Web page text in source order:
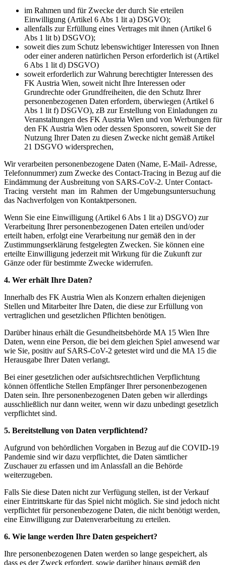
im Rahmen und für Zwecke der durch Sie erteilen
Einwilligung (Artikel 6 Abs 1 lit a) DSGVO);
allenfalls zur Erfüllung eines Vertrages mit ihnen (Artikel 6
Abs 1 lit b) DSGVO);
soweit dies zum Schutz lebenswichtiger Interessen von Ihnen
oder einer anderen natürlichen Person erforderlich ist (Artikel
6 Abs 1 lit d) DSGVO)
soweit erforderlich zur Wahrung berechtigter Interessen des
FK Austria Wien, soweit nicht Ihre Interessen oder
Grundrechte oder Grundfreiheiten, die den Schutz Ihrer
personenbezogenen Daten erfordern, überwiegen (Artikel 6
Abs 1 lit f) DSGVO), zB zur Erstellung von Einladungen zu
Veranstaltungen des FK Austria Wien und von Werbungen für
den FK Austria Wien oder dessen Sponsoren, soweit Sie der
Nutzung Ihrer Daten zu diesen Zwecke nicht gemäß Artikel
21 DSGVO widersprechen,
Wir verarbeiten personenbezogene Daten (Name, E-Mail- Adresse,
Telefonnummer) zum Zwecke des Contact-Tracing in Bezug auf die
Eindämmung der Ausbreitung von SARS-CoV-2. Unter Contact-
Tracing versteht man im Rahmen der Umgebungsuntersuchung
das Nachverfolgen von Kontaktpersonen.
Wenn Sie eine Einwilligung (Artikel 6 Abs 1 lit a) DSGVO) zur
Verarbeitung Ihrer personenbezogenen Daten erteilen und/oder
erteilt haben, erfolgt eine Verarbeitung nur gemäß den in der
Zustimmungserklärung festgelegten Zwecken. Sie können eine
erteilte Einwilligung jederzeit mit Wirkung für die Zukunft zur
Gänze oder für bestimmte Zwecke widerrufen.
4. Wer erhält Ihre Daten?
Innerhalb des FK Austria Wien als Konzern erhalten diejenigen
Stellen und Mitarbeiter Ihre Daten, die diese zur Erfüllung von
vertraglichen und gesetzlichen Pflichten benötigen.
Darüber hinaus erhält die Gesundheitsbehörde MA 15 Wien Ihre
Daten, wenn eine Person, die bei dem gleichen Spiel anwesend war
wie Sie, positiv auf SARS-CoV-2 getestet wird und die MA 15 die
Herausgabe Ihrer Daten verlangt.
Bei einer gesetzlichen oder aufsichtsrechtlichen Verpflichtung
können öffentliche Stellen Empfänger Ihrer personenbezogenen
Daten sein. Ihre personenbezogenen Daten geben wir allerdings
ausschließlich nur dann weiter, wenn wir dazu unbedingt gesetzlich
verpflichtet sind.
5. Bereitstellung von Daten verpflichtend?
Aufgrund von behördlichen Vorgaben in Bezug auf die COVID-19
Pandemie sind wir dazu verpflichtet, die Daten sämtlicher
Zuschauer zu erfassen und im Anlassfall an die Behörde
weiterzugeben.
Falls Sie diese Daten nicht zur Verfügung stellen, ist der Verkauf
einer Eintrittskarte für das Spiel nicht möglich. Sie sind jedoch nicht
verpflichtet für personenbezogene Daten, die nicht benötigt werden,
eine Einwilligung zur Datenverarbeitung zu erteilen.
6. Wie lange werden Ihre Daten gespeichert?
Ihre personenbezogenen Daten werden so lange gespeichert, als
dass es der Zweck erfordert, sowie darüber hinaus gemäß den